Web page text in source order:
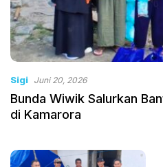
Sigi Juni 20, 2026
Bunda Wiwik Salurkan
di Kamarora